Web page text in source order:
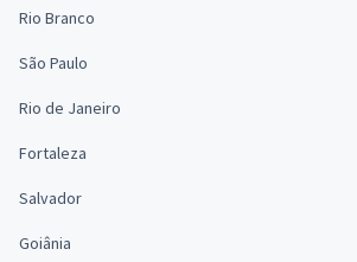
Rio Branco
São Paulo
Rio de Janeiro
Fortaleza
Salvador
Goiânia